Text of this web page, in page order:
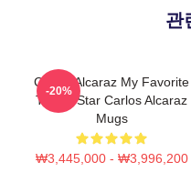
관
Carlos Alcaraz My Favorite
Tennis Star Carlos Alcaraz
Mugs
₩3,445,000 - ₩3,996,200
-20%